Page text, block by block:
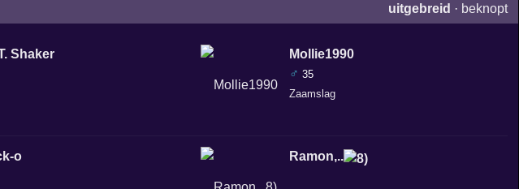
uitgebreid · beknopt
Shaker
o
Mollie1990
♂ 35
Zaamslag
Ramon,..